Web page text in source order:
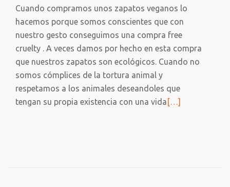
Cuando compramos unos zapatos veganos lo
hacemos porque somos conscientes que con
nuestro gesto conseguimos una compra free
cruelty . A veces damos por hecho en esta compra
que nuestros zapatos son ecológicos. Cuando no
somos cómplices de la tortura animal y
respetamos a los animales deseandoles que
tengan su propia existencia con una vidaLeer
[…]